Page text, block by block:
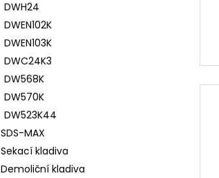
DWH24
DWEN102K
DWEN103K
DWC24K3
DW568K
DW570K
DW523K44
SDS-MAX
Sekací kladiva
Demoliční kladiva